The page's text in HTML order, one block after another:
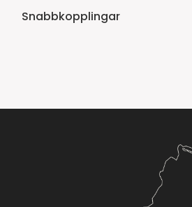
Snabbkopplingar